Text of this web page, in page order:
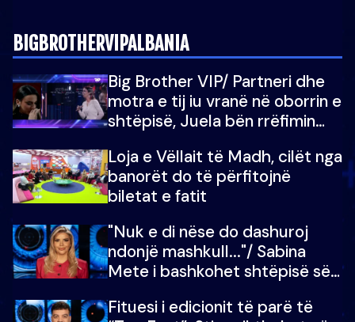
BIGBROTHERVIPALBANIA
Big Brother VIP/ Partneri dhe
motra e tij iu vranë në oborrin e
shtëpisë, Juela bën rrëfimin
do të martoheshim, por zemra
mu copëtua
Loja e Vëllait të Madh, cilët nga
banorët do të përfitojnë
biletat e fatit
"Nuk e di nëse do dashuroj
ndonjë mashkull..."/ Sabina
Mete i bashkohet shtëpisë së
për në fund!
Fituesi i edicionit të parë të